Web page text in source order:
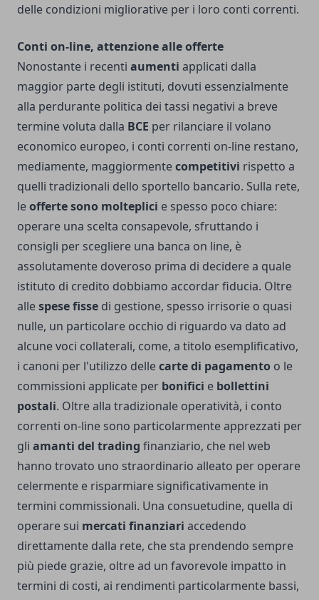
delle condizioni migliorative per i loro conti correnti.
Conti on-line, attenzione alle offerte
Nonostante i recenti aumenti applicati dalla
maggior parte degli istituti, dovuti essenzialmente
alla perdurante politica dei tassi negativi a breve
termine voluta dalla BCE per rilanciare il volano
economico europeo, i conti correnti on-line restano,
mediamente, maggiormentecompetitivi rispetto a
quelli tradizionali dello sportello bancario. Sulla rete,
leofferte sono molteplici e spesso poco chiare:
operare una scelta consapevole, sfruttando i
consigli per scegliere una banca on line, è
assolutamente doveroso prima di decidere a quale
istituto di credito dobbiamo accordar fiducia. Oltre
allespese fisse di gestione, spesso irrisorie o quasi
nulle, un particolare occhio di riguardo va dato ad
alcune voci collaterali, come, a titolo esemplificativo,
i canoni per l'utilizzo dellecarte di pagamento o le
commissioni applicate per bonifici e bollettini
postali. Oltre alla tradizionale operatività, i conto
correnti on-line sono particolarmente apprezzati per
gli amanti del trading finanziario, che nel web
hanno trovato uno straordinario alleato per operare
celermente e risparmiare significativamente in
termini commissionali. Una consuetudine, quella di
operare sui mercati finanziari accedendo
direttamente dalla rete, che sta prendendo sempre
più piede grazie, oltre ad un favorevole impatto in
termini di costi, ai rendimenti particolarmente bassi,